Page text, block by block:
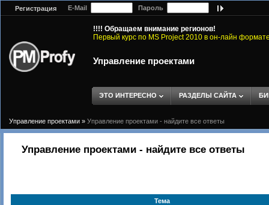
Регистрация E-Mail Пароль
!!!! Обращаем внимание регионов!
Первый курс по MS Project 2010 в он-лайн
Управление проектами
ЭТО ИНТЕРЕСНО РАЗДЕЛЫ САЙТА
Управление проектами » Управление проектами - найдите все ответы
Управление проектами - найдите все ответы
Тема